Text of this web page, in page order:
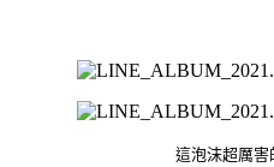
這泡沫超厲害